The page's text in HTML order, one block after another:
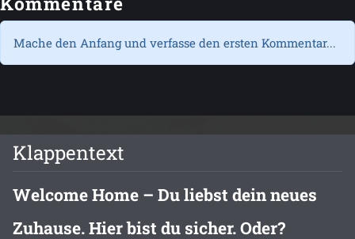
Mache den Anfang und verfasse den ersten Kommentar...
Klappentext
Welcome Home – Du liebst dein neues
Zuhause. Hier bist du sicher. Oder?